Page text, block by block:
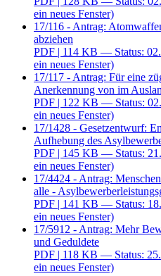
ein neues Fenster)
17/116 - Antrag:
abziehen
PDF | 114 KB — Status:
ein neues Fenster)
17/117 - Antrag: Für eine
Anerkennung von im
PDF | 122 KB — Status:
ein neues Fenster)
17/1428 - Gesetzentwurf:
Aufhebung des
PDF | 145 KB — Status:
ein neues Fenster)
17/4424 - Antrag:
alle -
PDF | 141 KB — Status:
ein neues Fenster)
17/5912 - Antrag: Mehr
und Geduldete
PDF | 118 KB — Status:
ein neues Fenster)